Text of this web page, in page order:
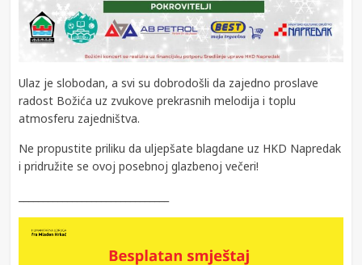
Ulaz je slobodan, a svi su dobrodošli da zajedno proslave
radost Božića uz zvukove prekrasnih melodija i toplu
atmosferu zajedništva.
Ne propustite priliku da uljepšate blagdane uz HKD Napredak
i pridružite se ovoj posebnoj glazbenoj večeri!